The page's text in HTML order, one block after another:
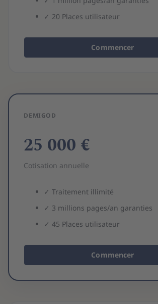
✓ 20 Places utilisateur
Commencer
DEMIGOD
25 000 €
Cotisation annuelle
✓Traitement illimité
✓ 3 millions pages/an garanties
✓45 Places utilisateur
Commencer